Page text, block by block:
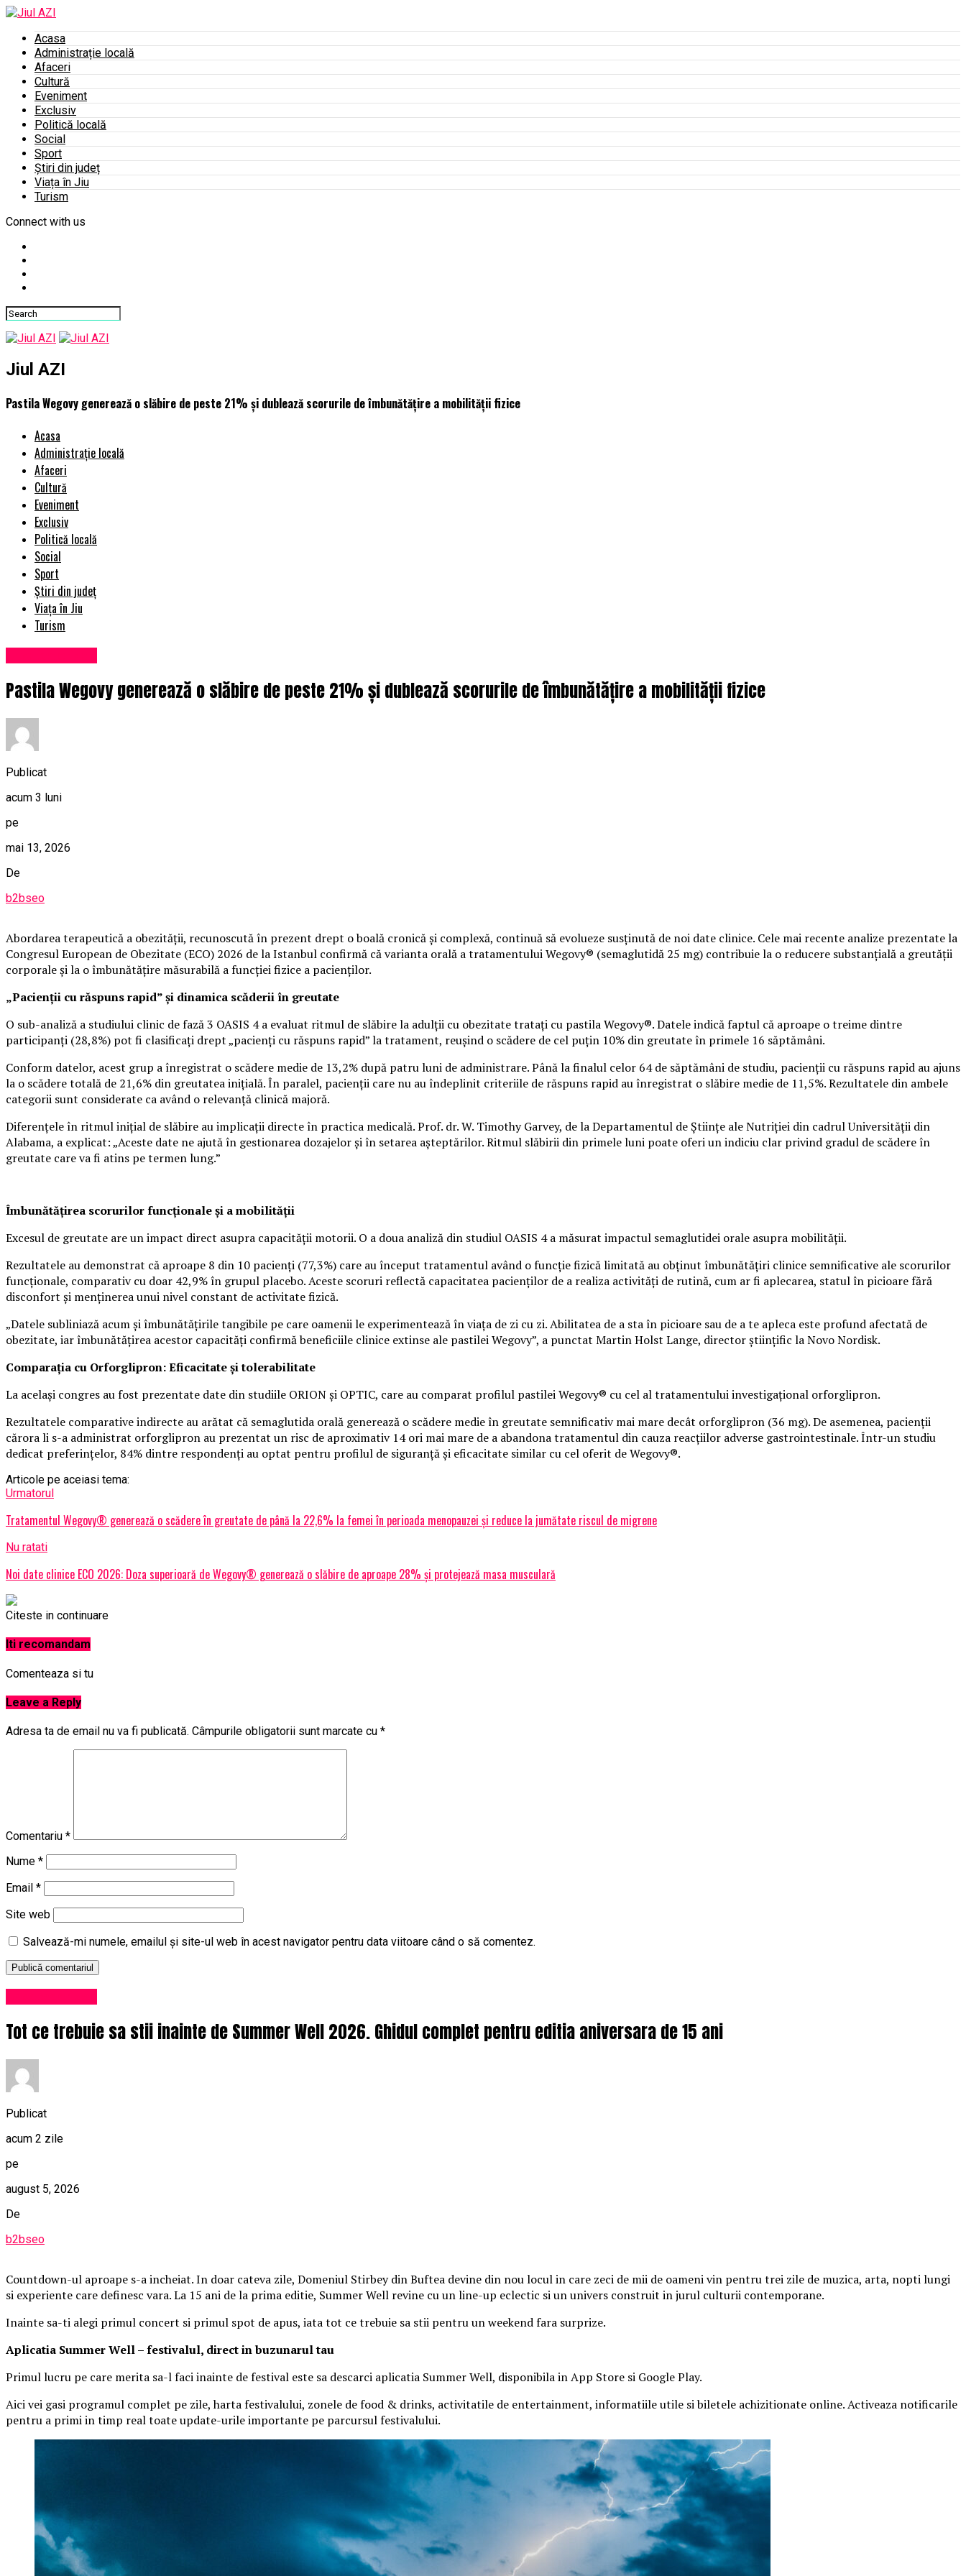
Acasa
Administrație locală
Afaceri
Cultură
Eveniment
Exclusiv
Politică locală
Social
Sport
Știri din județ
Viața în Jiu
Turism
Connect with us
Jiul AZI
Pastila Wegovy generează o slăbire de peste 21% și dublează scorurile de îmbunătățire a mobilității fizice
Acasa
Administrație locală
Afaceri
Cultură
Eveniment
Exclusiv
Politică locală
Social
Sport
Știri din județ
Viața în Jiu
Turism
Pastila Wegovy generează o slăbire de peste 21% și dublează scorurile de îmbunătățire a mobilității fizice
Publicat
acum 3 luni
pe
mai 13, 2026
De
b2bseo
Abordarea terapeutică a obezității, recunoscută în prezent drept o boală cronică și complexă, continuă să evolueze susținută de noi date clinice. Cele mai recente analize prezentate la
Congresul European de Obezitate (ECO) 2026 de la Istanbul confirmă că varianta orală a tratamentului Wegovy® (semaglutidă 25 mg) contribuie la o reducere substanțială a greutății
corporale și la o îmbunătățire măsurabilă a funcției fizice a pacienților.
„Pacienții cu răspuns rapid” și dinamica scăderii în greutate
O sub-analiză a studiului clinic de fază 3 OASIS 4 a evaluat ritmul de slăbire la adulții cu obezitate tratați cu pastila Wegovy®. Datele indică faptul că aproape o treime dintre
participanți (28,8%) pot fi clasificați drept „pacienți cu răspuns rapid” la tratament, reușind o scădere de cel puțin 10% din greutate în primele 16 săptămâni.
Conform datelor, acest grup a înregistrat o scădere medie de 13,2% după patru luni de administrare. Până la finalul celor 64 de săptămâni de studiu, pacienții cu răspuns rapid au ajuns
la o scădere totală de 21,6% din greutatea inițială. În paralel, pacienții care nu au îndeplinit criteriile de răspuns rapid au înregistrat o slăbire medie de 11,5%. Rezultatele din ambele
categorii sunt considerate ca având o relevanță clinică majoră.
Diferențele în ritmul inițial de slăbire au implicații directe în practica medicală. Prof. dr. W. Timothy Garvey, de la Departamentul de Științe ale Nutriției din cadrul Universității din
Alabama, a explicat: „Aceste date ne ajută în gestionarea dozajelor și în setarea așteptărilor. Ritmul slăbirii din primele luni poate oferi un indiciu clar privind gradul de scădere în
greutate care va fi atins pe termen lung.”
Îmbunătățirea scorurilor funcționale și a mobilității
Excesul de greutate are un impact direct asupra capacității motorii. O a doua analiză din studiul OASIS 4 a măsurat impactul semaglutidei orale asupra mobilității.
Rezultatele au demonstrat că aproape 8 din 10 pacienți (77,3%) care au început tratamentul având o funcție fizică limitată au obținut îmbunătățiri clinice semnificative ale scorurilor
funcționale, comparativ cu doar 42,9% în grupul placebo. Aceste scoruri reflectă capacitatea pacienților de a realiza activități de rutină, cum ar fi aplecarea, statul în picioare fără
disconfort și menținerea unui nivel constant de activitate fizică.
„Datele subliniază acum și îmbunătățirile tangibile pe care oamenii le experimentează în viața de zi cu zi. Abilitatea de a sta în picioare sau de a te apleca este profund afectată de
obezitate, iar îmbunătățirea acestor capacități confirmă beneficiile clinice extinse ale pastilei Wegovy”, a punctat Martin Holst Lange, director științific la Novo Nordisk.
Comparația cu Orforglipron: Eficacitate și tolerabilitate
La același congres au fost prezentate date din studiile ORION și OPTIC, care au comparat profilul pastilei Wegovy® cu cel al tratamentului investigațional orforglipron.
Rezultatele comparative indirecte au arătat că semaglutida orală generează o scădere medie în greutate semnificativ mai mare decât orforglipron (36 mg). De asemenea, pacienții
cărora li s-a administrat orforglipron au prezentat un risc de aproximativ 14 ori mai mare de a abandona tratamentul din cauza reacțiilor adverse gastrointestinale. Într-un studiu
dedicat preferințelor, 84% dintre respondenți au optat pentru profilul de siguranță și eficacitate similar cu cel oferit de Wegovy®.
Articole pe aceiasi tema:
Urmatorul
Tratamentul Wegovy® generează o scădere în greutate de până la 22,6% la femei în perioada menopauzei și reduce la jumătate riscul de migrene
Nu ratati
Noi date clinice ECO 2026: Doza superioară de Wegovy® generează o slăbire de aproape 28% și protejează masa musculară
Citeste in continuare
Iti recomandam
Comenteaza si tu
Leave a Reply
Adresa ta de email nu va fi publicată. Câmpurile obligatorii sunt marcate cu *
Comentariu *
Nume *
Email *
Site web
Salvează-mi numele, emailul și site-ul web în acest navigator pentru data viitoare când o să comentez.
Tot ce trebuie sa stii inainte de Summer Well 2026. Ghidul complet pentru editia aniversara de 15 ani
Publicat
acum 2 zile
pe
august 5, 2026
De
b2bseo
Countdown-ul aproape s-a incheiat. In doar cateva zile, Domeniul Stirbey din Buftea devine din nou locul in care zeci de mii de oameni vin pentru trei zile de muzica, arta, nopti lungi
si experiente care definesc vara. La 15 ani de la prima editie, Summer Well revine cu un line-up eclectic si un univers construit in jurul culturii contemporane.
Inainte sa-ti alegi primul concert si primul spot de apus, iata tot ce trebuie sa stii pentru un weekend fara surprize.
Aplicatia Summer Well– festivalul, direct in buzunarul tau
Primul lucru pe care merita sa-l faci inainte de festival este sa descarci aplicatia Summer Well, disponibila in App Store si Google Play.
Aici vei gasi programul complet pe zile, harta festivalului, zonele de food & drinks, activitatile de entertainment, informatiile utile si biletele achizitionate online. Activeaza notificarile
pentru a primi in timp real toate update-urile importante pe parcursul festivalului.